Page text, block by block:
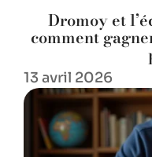
Dromoy et
comment
13 avril 2026